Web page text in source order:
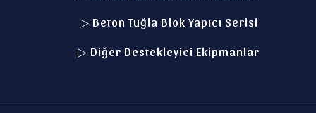
▷ Beton Tuğla Blok Yapıcı Serisi
▷ Diğer Destekleyici Ekipmanlar